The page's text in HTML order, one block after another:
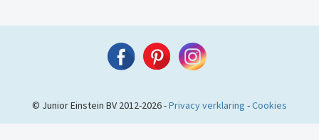
© Junior Einstein BV 2012-2026 -Privacy verklaring -Cookies